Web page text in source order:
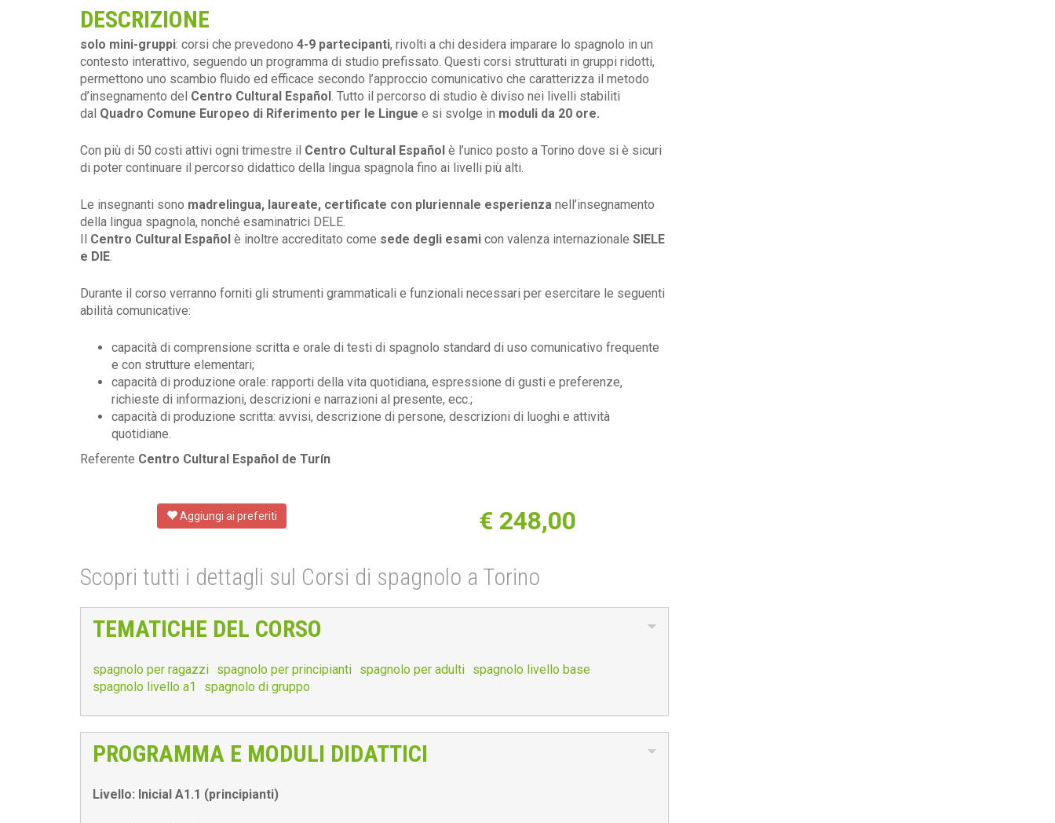
DESCRIZIONE
solo mini-gruppi: corsi che prevedono 4-9 partecipanti, rivolti a chi desidera imparare lo spagnolo in un
contesto interattivo, seguendo un programma di studio prefissato. Questi corsi strutturati in gruppi ridotti,
permettono uno scambio fluido ed efficace secondo l’approccio comunicativo che caratterizza il metodo
d’insegnamento del Centro Cultural Español. Tutto il percorso di studio è diviso nei livelli stabiliti
dal Quadro Comune Europeo di Riferimento per le Lingue e si svolge in moduli da 20 ore.
Con più di 50 costi attivi ogni trimestre il Centro Cultural Español è l’unico posto a Torino dove si è sicuri
di poter continuare il percorso didattico della lingua spagnola fino ai livelli più alti.
Le insegnanti sono madrelingua, laureate, certificate con pluriennale esperienza nell’insegnamento
della lingua spagnola, nonché esaminatrici DELE.
Il Centro Cultural Español è inoltre accreditato come sede degli esami con valenza internazionale SIELE
e DIE.
Durante il corso verranno forniti gli strumenti grammaticali e funzionali necessari per esercitare le seguenti
abilità comunicative:
capacità di comprensione scritta e orale di testi di spagnolo standard di uso comunicativo frequente
e con strutture elementari;
capacità di produzione orale: rapporti della vita quotidiana, espressione di gusti e preferenze,
richieste di informazioni, descrizioni e narrazioni al presente, ecc.;
capacità di produzione scritta: avvisi, descrizione di persone, descrizioni di luoghi e attività
quotidiane.
Referente Centro Cultural Español de Turín
Aggiungi ai preferiti € 248,00
Scopri tutti i dettagli sul Corsi di spagnolo a Torino
TEMATICHE DEL CORSO
spagnolo per ragazzi spagnolo per principianti spagnolo per adulti spagnolo livello base
spagnolo livello a1
spagnolo di gruppo
PROGRAMMA E MODULI DIDATTICI
Livello: Inicial A1.1 (principianti)